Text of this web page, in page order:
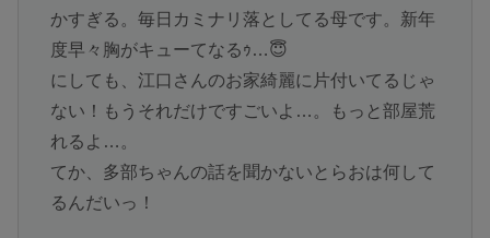
かすぎる。毎日カミナリ落としてる母です。新年
度早々胸がキューてなるｩ…😇
にしても、江口さんのお家綺麗に片付いてるじゃ
ない！もうそれだけですごいよ…。もっと部屋荒
れるよ…。
てか、多部ちゃんの話を聞かないとらおは何して
るんだいっ！